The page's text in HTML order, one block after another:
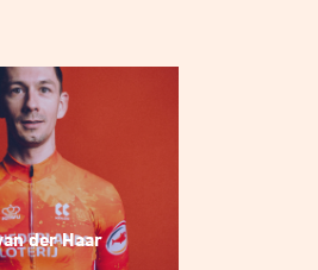
der Haar